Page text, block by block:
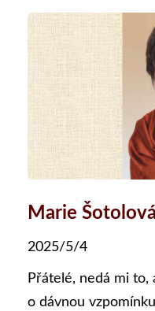
Marie Šotolová
2025/5/4
Přátelé, nedá mi to,
o dávnou